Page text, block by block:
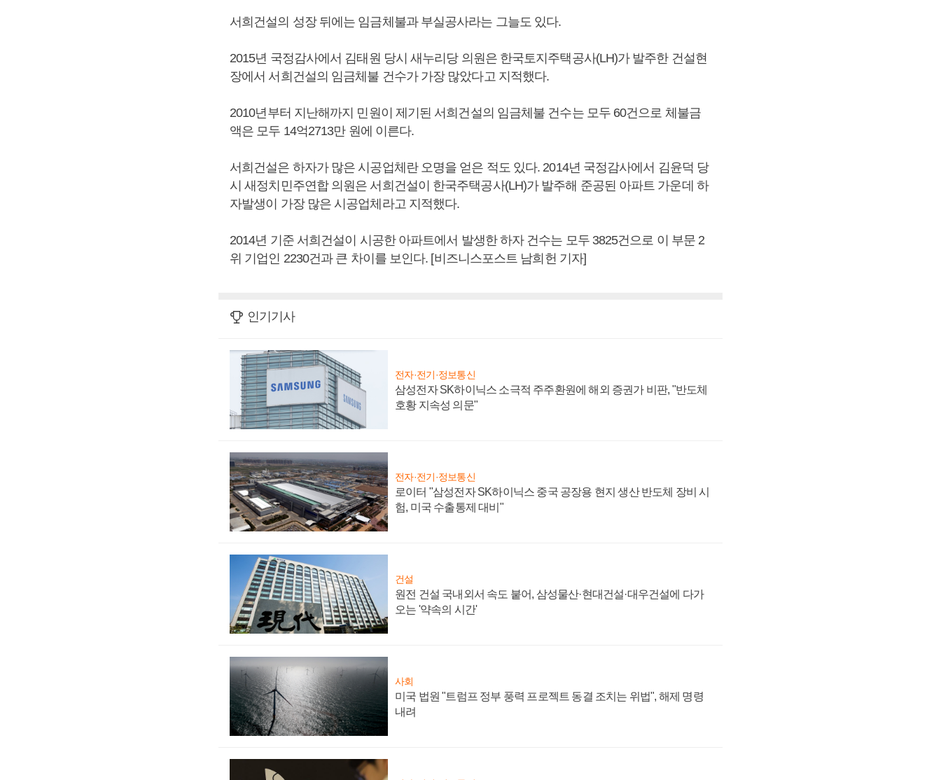
서희건설의 성장 뒤에는 임금체불과 부실공사라는 그늘도 있다.
2015년 국정감사에서 김태원 당시 새누리당 의원은 한국토지주택공사(LH)가 발주한 건설현
장에서 서희건설의 임금체불 건수가 가장 많았다고 지적했다.
2010년부터 지난해까지 민원이 제기된 서희건설의 임금체불 건수는 모두 60건으로 체불금
액은 모두 14억2713만 원에 이른다.
서희건설은 하자가 많은 시공업체란 오명을 얻은 적도 있다. 2014년 국정감사에서 김윤덕 당
시 새정치민주연합 의원은 서희건설이 한국주택공사(LH)가 발주해 준공된 아파트 가운데 하
자발생이 가장 많은 시공업체라고 지적했다.
2014년 기준 서희건설이 시공한 아파트에서 발생한 하자 건수는 모두 3825건으로 이 부문 2
위 기업인 2230건과 큰 차이를 보인다. [비즈니스포스트 남희헌 기자]
인기기사
전자·전기·정보통신
삼성전자 SK하이닉스 소극적 주주환원에 해외 증권가 비판, "반도체
호황 지속성 의문"
전자·전기·정보통신
로이터 "삼성전자 SK하이닉스 중국 공장용 현지 생산 반도체 장비 시
험, 미국 수출통제 대비"
건설
원전 건설 국내외서 속도 붙어, 삼성물산·현대건설·대우건설에 다가
오는 '약속의 시간'
사회
미국 법원 "트럼프 정부 풍력 프로젝트 동결 조치는 위법", 해제 명령
내려